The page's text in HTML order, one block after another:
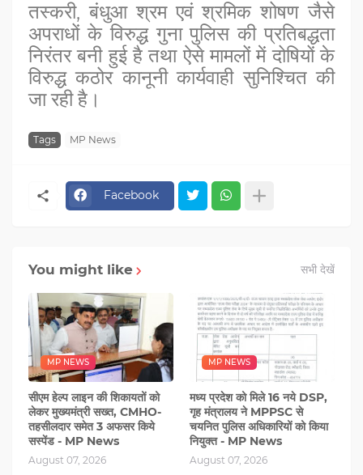
तस्करी, बंधुआ श्रम एवं श्रमिक शोषण जैसे
अपराधों के विरुद्ध गुना पुलिस की प्रतिबद्धता
निरंतर बनी हुई है तथा ऐसे मामलों में दोषियों के
विरुद्ध कठोर कानूनी कार्यवाही सुनिश्चित की
जा रही है।
Tags MP News
Facebook
You might like सभी देखें
MP NEWS
सीएम हेल्‍प लाइन की शिकायतों को
लेकर मुख्‍यमंत्री सख्‍त, CMHO-
तहसीलदार समेत 3 अफसर किये
सस्पेंड - MP News
August 07, 2026
MP NEWS
मध्य प्रदेश को मिले 16 नये DSP,
गृह मंत्रालय ने MPPSC से
चयनित पुलिस अधिकारियों को किया
नियुक्त - MP News
August 07, 2026